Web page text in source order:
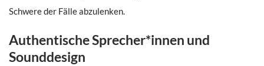
Schwere der Fälle abzulenken.
Authentische Sprecher*innen und
Sounddesign